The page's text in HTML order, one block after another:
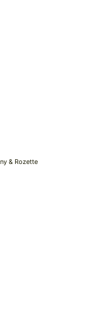
& Rozette